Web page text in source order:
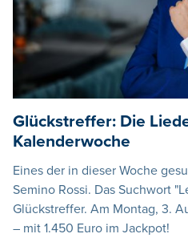
Glückstreffer: Die
Kalenderwoche
Eines der in dieser Woche
Semino Rossi. Das Suchwort
Glückstreffer. Am Montag, 3.
– mit 1.450 Euro im Jackpot!